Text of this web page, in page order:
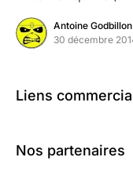
Antoine Godbillon
30 décembre
Liens
Nos partenaires